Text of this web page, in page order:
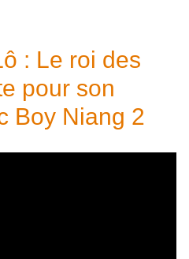
: Le roi des
pour son
Boy Niang 2